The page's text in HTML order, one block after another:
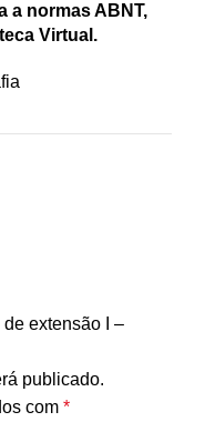
a normas ABNT,
Virtual.
extensão I –
publicado.
com *